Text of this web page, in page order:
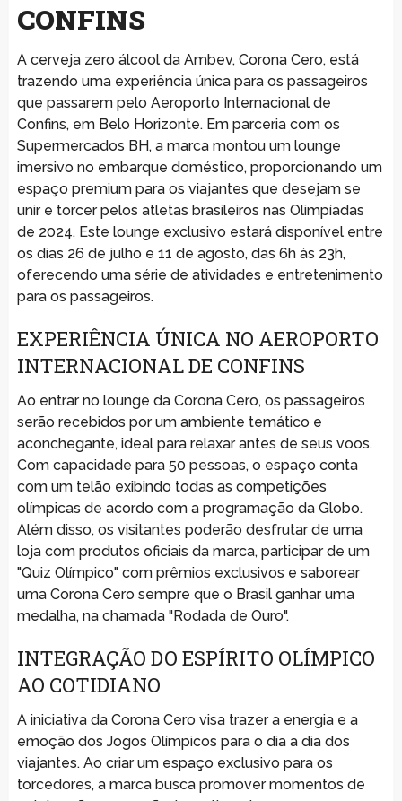
CONFINS
A cerveja zero álcool da Ambev, Corona Cero, está
trazendo uma experiência única para os passageiros
que passarem pelo Aeroporto Internacional de
Confins, em Belo Horizonte. Em parceria com os
Supermercados BH, a marca montou um lounge
imersivo no embarque doméstico, proporcionando um
espaço premium para os viajantes que desejam se
unir e torcer pelos atletas brasileiros nas Olimpíadas
de 2024. Este lounge exclusivo estará disponível entre
os dias 26 de julho e 11 de agosto, das 6h às 23h,
oferecendo uma série de atividades e entretenimento
para os passageiros.
EXPERIÊNCIA ÚNICA NO AEROPORTO
INTERNACIONAL DE CONFINS
Ao entrar no lounge da Corona Cero, os passageiros
serão recebidos por um ambiente temático e
aconchegante, ideal para relaxar antes de seus voos.
Com capacidade para 50 pessoas, o espaço conta
com um telão exibindo todas as competições
olímpicas de acordo com a programação da Globo.
Além disso, os visitantes poderão desfrutar de uma
loja com produtos oficiais da marca, participar de um
"Quiz Olímpico" com prêmios exclusivos e saborear
uma Corona Cero sempre que o Brasil ganhar uma
medalha, na chamada "Rodada de Ouro".
INTEGRAÇÃO DO ESPÍRITO OLÍMPICO
AO COTIDIANO
A iniciativa da Corona Cero visa trazer a energia e a
emoção dos Jogos Olímpicos para o dia a dia dos
viajantes. Ao criar um espaço exclusivo para os
torcedores, a marca busca promover momentos de